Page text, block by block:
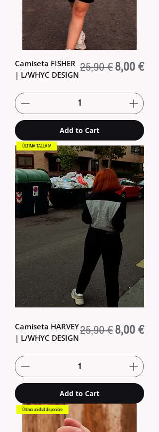
Camiseta FISHER
| L/WHYC DESIGN
Regular Price
25,90 €Sale Price
8,00 €
Add to Cart
ÚLTIMA TALLA M
Camiseta HARVEY
| L/WHYC DESIGN
Regular Price
25,90 €Sale Price
8,00 €
Add to Cart
Última unidad disponible